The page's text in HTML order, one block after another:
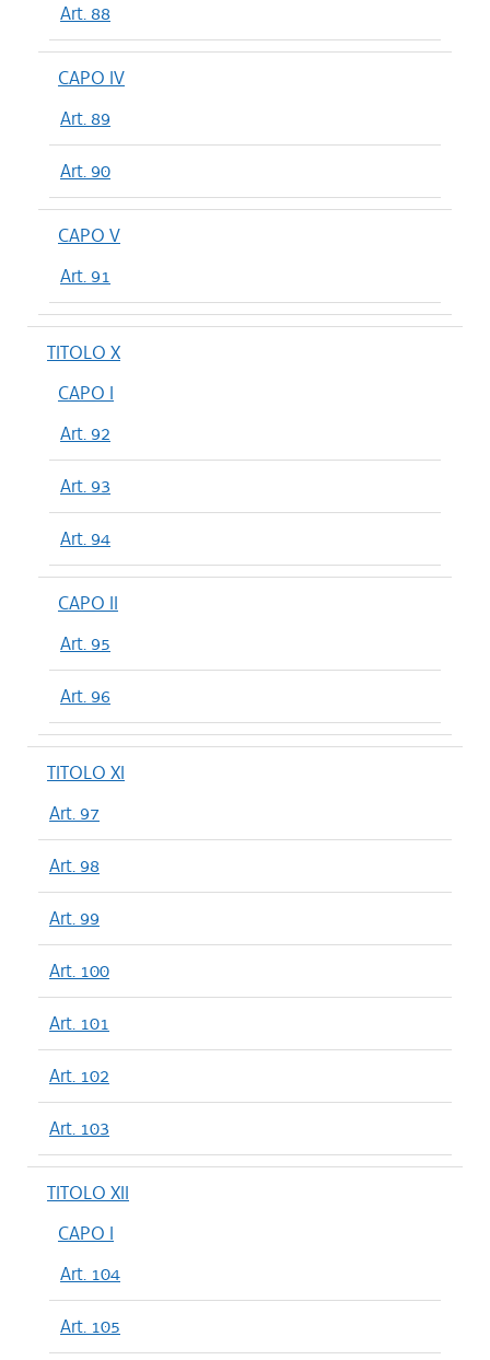
Art. 88
CAPO IV
Art. 89
Art. 90
CAPO V
Art. 91
TITOLO X
CAPO I
Art. 92
Art. 93
Art. 94
CAPO II
Art. 95
Art. 96
TITOLO XI
Art. 97
Art. 98
Art. 99
Art. 100
Art. 101
Art. 102
Art. 103
TITOLO XII
CAPO I
Art. 104
Art. 105